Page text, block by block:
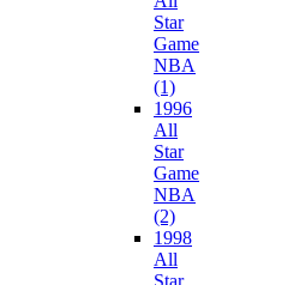
Star
Game
NBA
(1)
1996
All
Star
Game
NBA
(2)
1998
All
Star